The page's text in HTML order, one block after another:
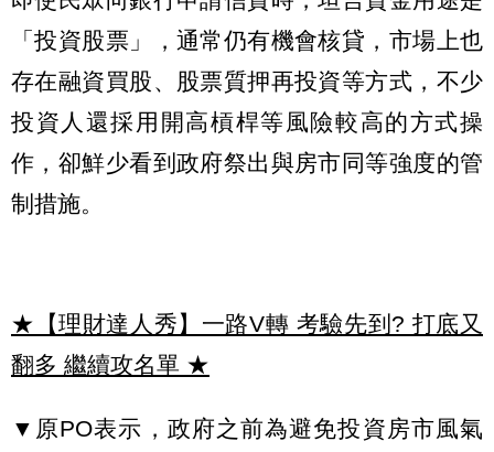
「投資股票」，通常仍有機會核貸，市場上也
存在融資買股、股票質押再投資等方式，不少
投資人還採用開高槓桿等風險較高的方式操
作，卻鮮少看到政府祭出與房市同等強度的管
制措施。
★【理財達人秀】一路V轉 考驗先到? 打底又
翻多 繼續攻名單 ★
▼原PO表示，政府之前為避免投資房市風氣